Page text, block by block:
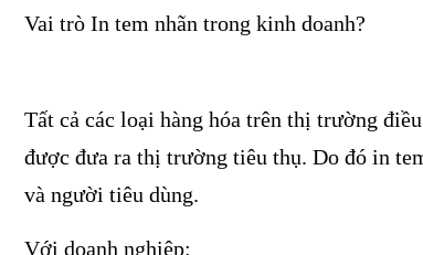
Vai trò In tem nhãn trong kinh doanh?
Tất cả các loại hàng hóa trên thị trường
được đưa ra thị trường tiêu thụ. Do đó in
và người tiêu dùng.
Với doanh nghiệp: